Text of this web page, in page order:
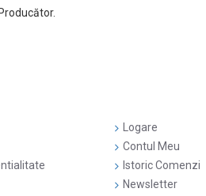
Logare
Contul Meu
Istoric Comenzi
Newsletter